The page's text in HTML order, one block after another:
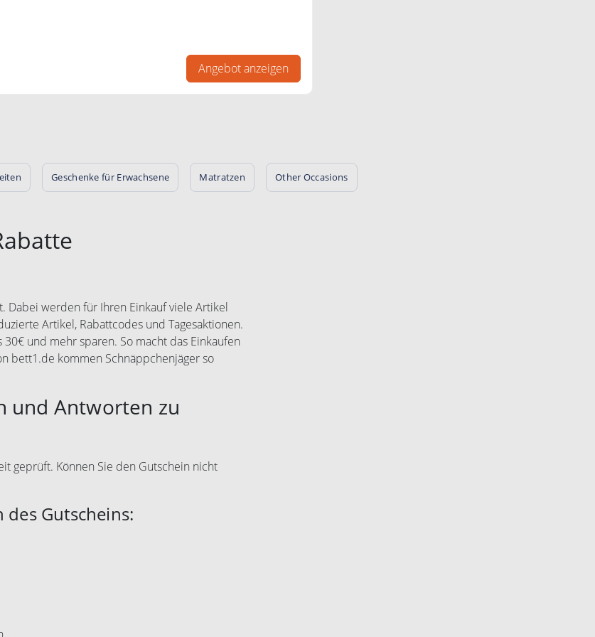
Angebot anzeigen
Geschenke für Erwachsene Matratzen Other Occasions
Dabei werden für Ihren Einkauf viele Artikel
Artikel, Rabattcodes und Tagesaktionen.
und mehr sparen. So macht das Einkaufen
bett1.de kommen Schnäppchenjäger so
und Antworten zu
geprüft. Können Sie den Gutschein nicht
Gutscheins: